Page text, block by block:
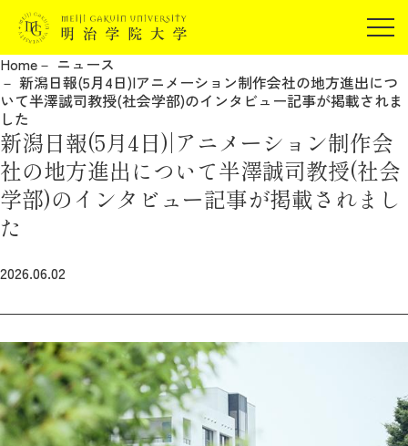
在学生の方
卒業生の方
保証人の方
企業・研究者の方
地域・一般の方
JP EN
企業・研究者の方
明治学院大学について
教育
Home
ニュース
新潟日報(5月4日)|アニメーション制作会社の地方進出につ
いて半澤誠司教授(社会学部)のインタビュー記事が掲載されま
した
新潟日報(5月4日)|アニメーション制作会
社の地方進出について半澤誠司教授(社会
学部)のインタビュー記事が掲載されまし
た
2026.06.02